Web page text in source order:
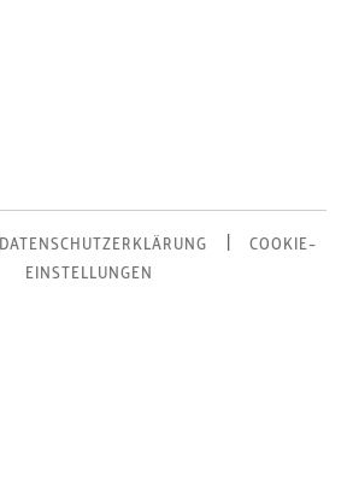
DATENSCHUTZERKLÄRUNG
COOKIE-
EINSTELLUNGEN